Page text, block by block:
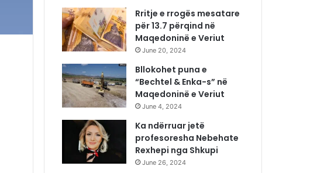
Rritje e rrogës mesatare
për 13.7 përqind në
Maqedoninë e Veriut
June 20, 2024
Bllokohet puna e
“Bechtel & Enka-s” në
Maqedoninë e Veriut
June 4, 2024
Ka ndërruar jetë
profesoresha Nebehate
Rexhepi nga Shkupi
June 26, 2024